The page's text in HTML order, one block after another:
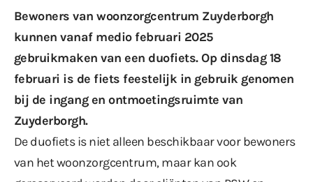
Bewoners van woonzorgcentrum Zuyderborgh
kunnen vanaf medio februari 2025
gebruikmaken van een duofiets. Op dinsdag 18
februari is de fiets feestelijk in gebruik genomen
bij de ingang en ontmoetingsruimte van
Zuyderborgh.
De duofiets is niet alleen beschikbaar voor bewoners
van het woonzorgcentrum, maar kan ook